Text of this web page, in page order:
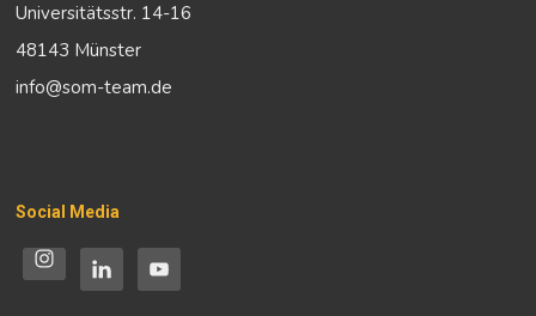
Universitätsstr. 14-16
48143 Münster
info@som-team.de
Social Media